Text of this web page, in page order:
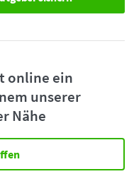
online ein
unserer
Nähe